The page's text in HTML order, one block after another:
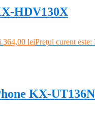
HDV130X
364,00 leiPrețul curent este:
KX-